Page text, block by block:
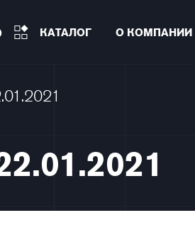
КАТАЛОГ О КОМПАНИИ